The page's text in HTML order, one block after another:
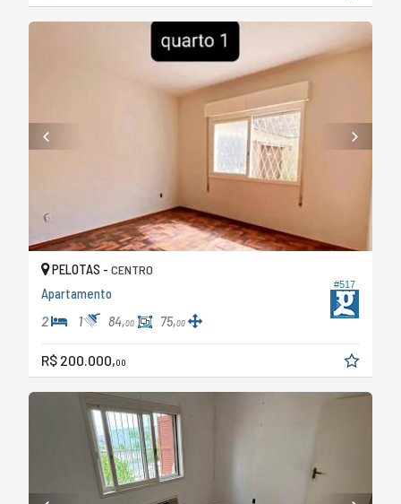
#517
PELOTAS - CENTRO
Apartamento
2 1 84,00 75,00
R$ 200.000,00